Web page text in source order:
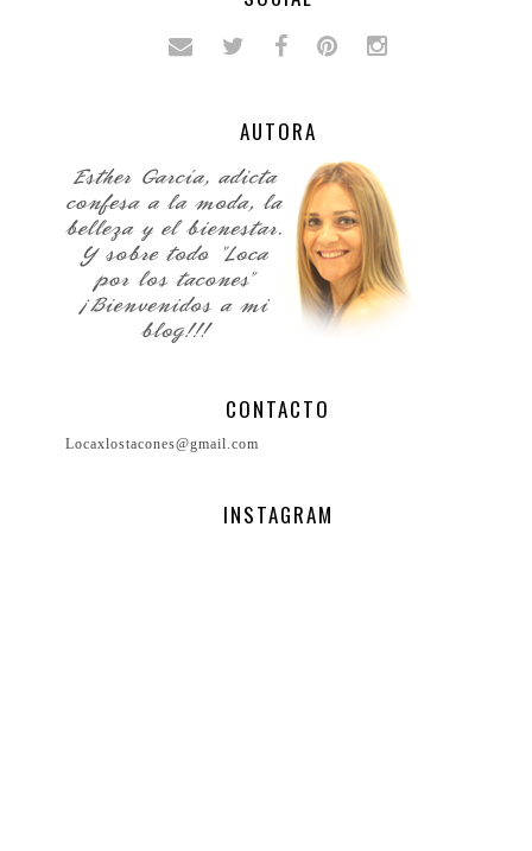
AUTORA
CONTACTO
Locaxlostacones@gmail.com
INSTAGRAM